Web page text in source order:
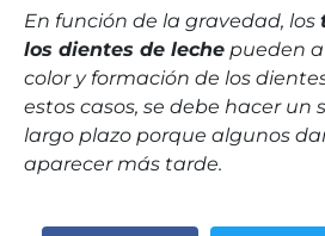
En función de la gravedad, los
los dientes de leche pueden
color y formación de los
estos casos, se debe hacer un
largo plazo porque algunos
aparecer más tarde.